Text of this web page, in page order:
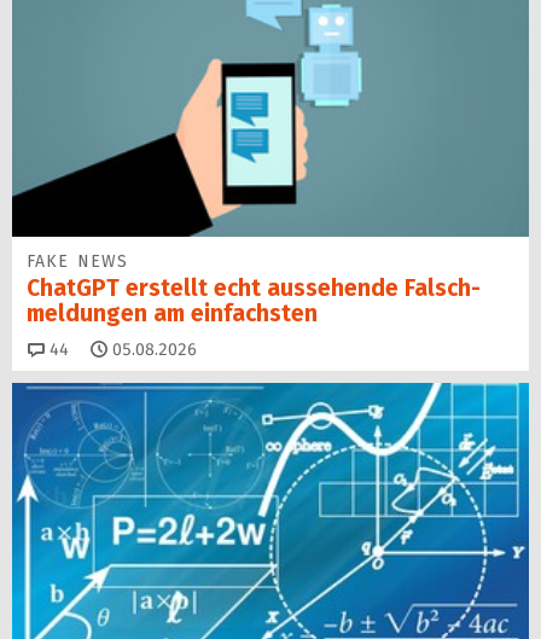
FAKE NEWS
ChatGPT erstellt echt aussehende Falsch­
mel­dungen am einfachsten
44 Kommentare
05.08.2026